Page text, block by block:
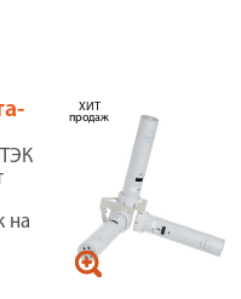
на
ХИТ
продаж